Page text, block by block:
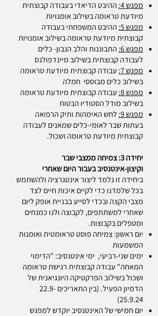
מפגש 4:
ההיבט הדיאדי בעבודה קבוצתית
מיודעת טראומה בשילוב אומנויות
מפגש 5:
ההיבט המשפחתי בעבודה
קבוצתית מיודעת טראומה בשילוב אומנויות
מפגש 6:
התבוננות והלב הנבון- כלים
לעבודה קבוצתית בשילוב מיינדפולנס
מפגש 7:
עבודה קבוצתית מיודעת טראומה
בשילוב כלים מבוססי חמלה
מפגש 8:
עבודה קבוצתית מיודעת טראומה
בשילוב מודל הסטודיו הבטוח
מפגש 9:
לחש האימהות ותיק הרפואה
בעתות שבר לאומי-כלים שמאנים לעבודה
קבוצתית מיודעת טראומה ושכול.
יחידה 3: צמיחה ממצבי שבר
וקיצון-אינטנסיב בעבור היום שאחרי
ביחידה זו נלמד ליצור אינטגרציה ולהשתמש
בכל שלמדנו כדי לקיים איכות חיים לצד
מצבי הקצה ובכדי לסייע בבניית אופק ליום
שאחרי למשתתפים, לקבוצה ולנו כמנחים
ומטפלים בקבוצות.
יום ראשון: צמיחה פוסט טראומטית ואומנות
המשמעות
ימים שני-רביעי, ימי אינטנסיב: "הדימוי
המאחה" עבודה קבוצתית רגישת טראומה
ושכול בשילוב הפרקטיקה היונגיאנית של
הדמיון הפעיל. (בין התאריכים22.9-
25.9.24)
יום חמישי של האינטנסיב יוקדש למפגש